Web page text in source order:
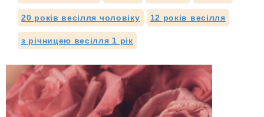
20 років весілля чоловіку 12 років весілля
з річницею весілля 1 рік